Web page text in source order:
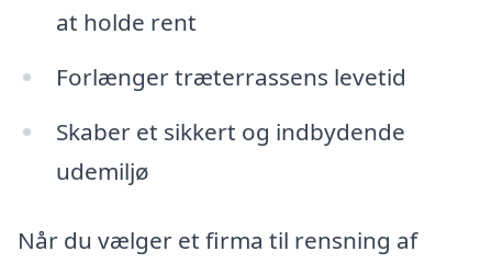
at holde rent
Forlænger træterrassens levetid
Skaber et sikkert og indbydende
udemiljø
Når du vælger et firma til rensning af